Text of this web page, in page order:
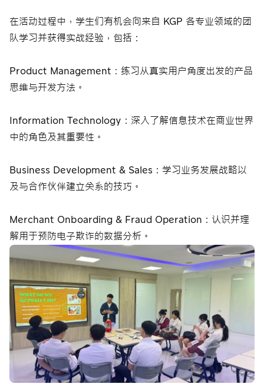
付款分发服务
(Payouts)
Meta广告费支
付服务
在线分期付款系
统
付款分发服务
(Payouts)
付服务
P2P 转账服务
收款链接服务
在活动过程中，学生们有机会向来自 KGP 各专业领域的团
队学习并获得实战经验，包括：
Product Management：练习从真实用户角度出发的产品
思维与开发方法。
Information Technology：深入了解信息技术在商业世界
中的角色及其重要性。
Business Development & Sales：学习业务发展战略以
及与合作伙伴建立关系的技巧。
Merchant Onboarding & Fraud Operation：认识并理
解用于预防电子欺诈的数据分析。